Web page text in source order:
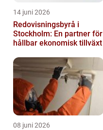
14 juni 2026
Redovisningsbyrå i
Stockholm: En partner för
hållbar ekonomisk tillväxt
08 juni 2026